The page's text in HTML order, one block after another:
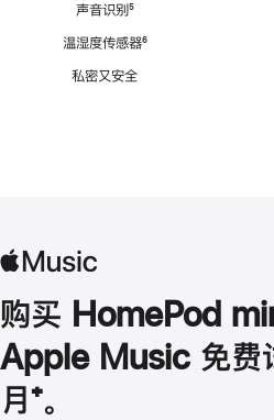
声音识别脚
⁵
温湿度传感器脚
⁶
私密又安全
购买 HomePod
Apple Music 免费
月 脚
⁺。